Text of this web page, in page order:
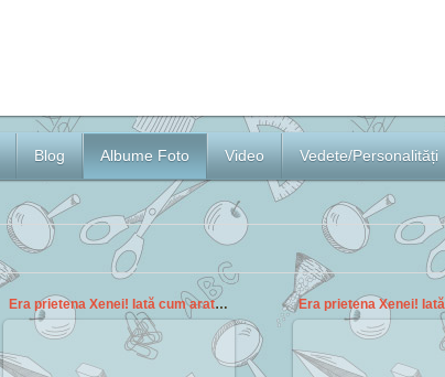
Blog Albume Foto Video Vedete/Personalități
Era prietena Xenei! Iată cum arată Gabrielle la 20